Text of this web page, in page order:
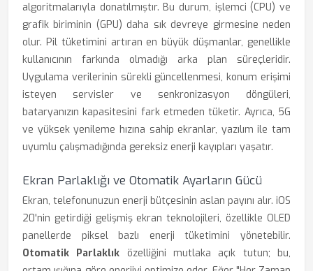
algoritmalarıyla donatılmıştır. Bu durum, işlemci (CPU) ve
grafik biriminin (GPU) daha sık devreye girmesine neden
olur. Pil tüketimini artıran en büyük düşmanlar, genellikle
kullanıcının farkında olmadığı arka plan süreçleridir.
Uygulama verilerinin sürekli güncellenmesi, konum erişimi
isteyen servisler ve senkronizasyon döngüleri,
bataryanızın kapasitesini fark etmeden tüketir. Ayrıca, 5G
ve yüksek yenileme hızına sahip ekranlar, yazılım ile tam
uyumlu çalışmadığında gereksiz enerji kayıpları yaşatır.
Ekran Parlaklığı ve Otomatik Ayarların Gücü
Ekran, telefonunuzun enerji bütçesinin aslan payını alır. iOS
20'nin getirdiği gelişmiş ekran teknolojileri, özellikle OLED
panellerde piksel bazlı enerji tüketimini yönetebilir.
Otomatik Parlaklık özelliğini mutlaka açık tutun; bu,